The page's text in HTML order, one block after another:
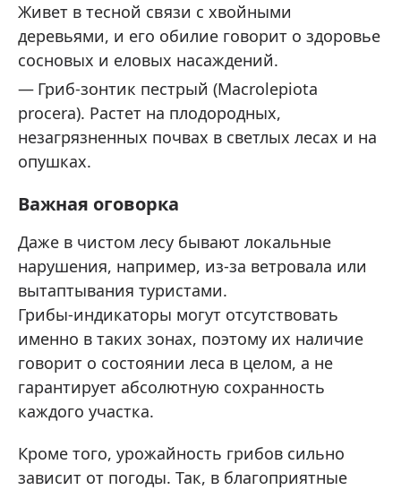
Живет в тесной связи с хвойными
деревьями, и его обилие говорит о здоровье
сосновых и еловых насаждений.
Гриб‑зонтик пестрый (Macrolepiota
procera). Растет на плодородных,
незагрязненных почвах в светлых лесах и на
опушках.
Важная оговорка
Даже в чистом лесу бывают локальные
нарушения, например, из‑за ветровала или
вытаптывания туристами.
Грибы‑индикаторы могут отсутствовать
именно в таких зонах, поэтому их наличие
говорит о состоянии леса в целом, а не
гарантирует абсолютную сохранность
каждого участка.
Кроме того, урожайность грибов сильно
зависит от погоды. Так, в благоприятные